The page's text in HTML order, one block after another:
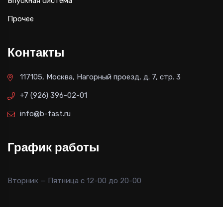
Прочее
Контакты
117105, Москва, Нагорный проезд, д. 7, стр. 3
+7 (926) 396-02-01
info@b-fast.ru
График работы
Вторник — Пятница с 12-00 до 20-00